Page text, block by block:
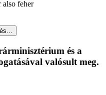
és a
valósult meg.